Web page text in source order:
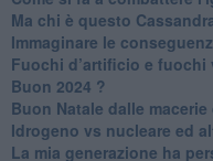
Ma chi è questo
Immaginare le
​Fuochi d’artificio e
Buon 2024 ?
​Buon Natale dalle macerie
​Idrogeno vs nucleare ed
​La mia generazione ha